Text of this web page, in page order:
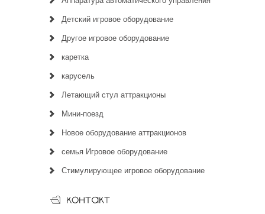
Детский игровое оборудование
Другое игровое оборудование
каретка
карусель
Летающий стул аттракционы
Мини-поезд
Новое оборудование аттракционов
семья Игровое оборудование
Стимулирующее игровое оборудование